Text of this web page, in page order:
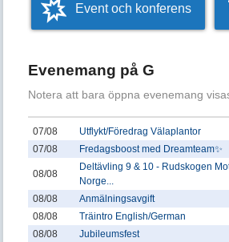
Event och konferens
Evenemang på G
Notera att bara öppna evenemang
07/08 Utflykt/Föredrag Välaplantor
07/08
Fredagsboost med Dreamteam✨
08/08
Deltävling 9 & 10 - Rudskogen
Norge...
08/08 Anmälningsavgift
08/08
Träintro English/German
08/08
Jubileumsfest